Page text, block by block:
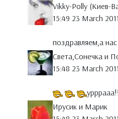
Vikky-Polly (Киев-
15:49 23 March 2011
поздравляем,а
Света,Сонечка и
15:48 23 March 2011
Ирусик и Марик